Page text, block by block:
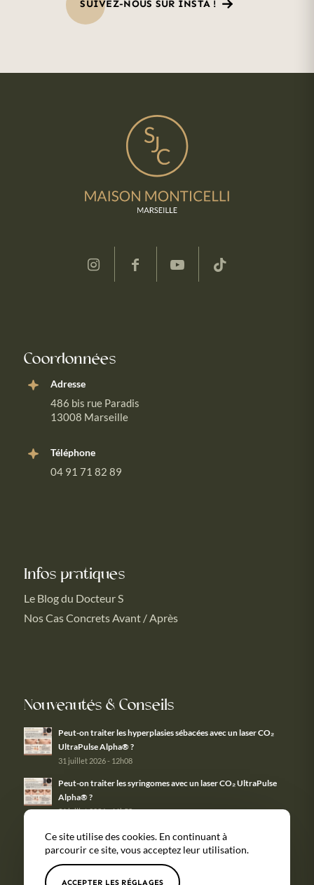
SUIVEZ-NOUS SUR INSTA !
Coordonnées
Adresse
486 bis rue Paradis
13008 Marseille
Téléphone
04 91 71 82 89
Infos pratiques
Le Blog du Docteur S
Nos Cas Concrets Avant / Après
Nouveautés & Conseils
Peut-on traiter les hyperplasies sébacées avec un laser CO₂
UltraPulse Alpha® ?
31 juillet 2026 - 12h08
Peut-on traiter les syringomes avec un laser CO₂ UltraPulse
Alpha® ?
31 juillet 2026 - 11h58
Ce site utilise des cookies. En continuant à
parcourir ce site, vous acceptez leur utilisation.
ACCEPTER LES RÉGLAGES